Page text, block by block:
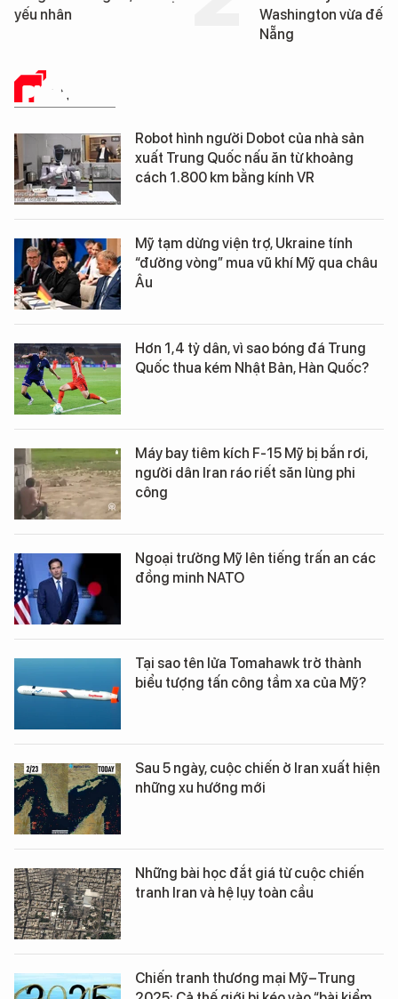
yếu nhân
Washington vừa đến
Nẵng
PHÂN TÍCH
Robot hình người Dobot của nhà sản
xuất Trung Quốc nấu ăn từ khoảng
cách 1.800 km bằng kính VR
Mỹ tạm dừng viện trợ, Ukraine tính
“đường vòng” mua vũ khí Mỹ qua châu
Âu
Hơn 1,4 tỷ dân, vì sao bóng đá Trung
Quốc thua kém Nhật Bản, Hàn Quốc?
Máy bay tiêm kích F-15 Mỹ bị bắn rơi,
người dân Iran ráo riết săn lùng phi
công
Ngoại trưởng Mỹ lên tiếng trấn an các
đồng minh NATO
Tại sao tên lửa Tomahawk trở thành
biểu tượng tấn công tầm xa của Mỹ?
Sau 5 ngày, cuộc chiến ở Iran xuất hiện
những xu hướng mới
Những bài học đắt giá từ cuộc chiến
tranh Iran và hệ lụy toàn cầu
Chiến tranh thương mại Mỹ–Trung